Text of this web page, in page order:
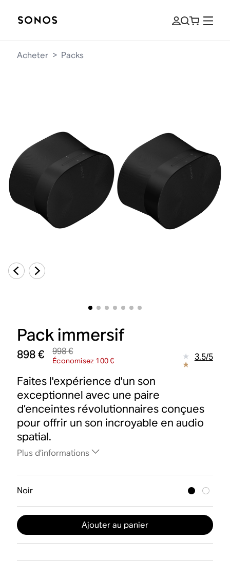
Acheter > Packs
Pack immersif
898 € 998 €
Économisez 100 € 3.5/5
Faites l'expérience d'un son
exceptionnel avec une paire
d’enceintes révolutionnaires conçues
pour offrir un son incroyable en audio
spatial.
Plus d’informations
Noir
Ajouter au panier